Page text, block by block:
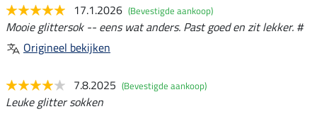
17.1.2026 (Bevestigde aankoop)
Mooie glittersok -- eens wat anders. Past goed en zit lekker. #
Origineel bekijken
7.8.2025 (Bevestigde aankoop)
Leuke glitter sokken